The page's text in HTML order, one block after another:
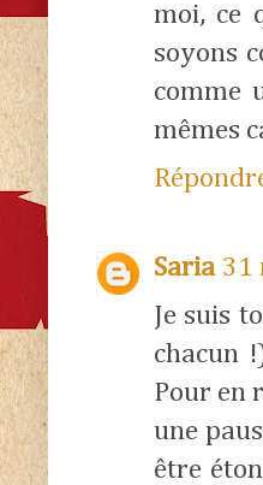
moi, ce
soyons
comme
mêmes
Saria 31
Je suis
chacun
Pour en
une
être